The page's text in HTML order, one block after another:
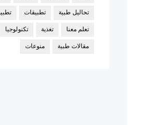
تحاليل طبية تطبيقات
تعلم معنا تغذية تكنولوجيا
مقالات طبية منوعات